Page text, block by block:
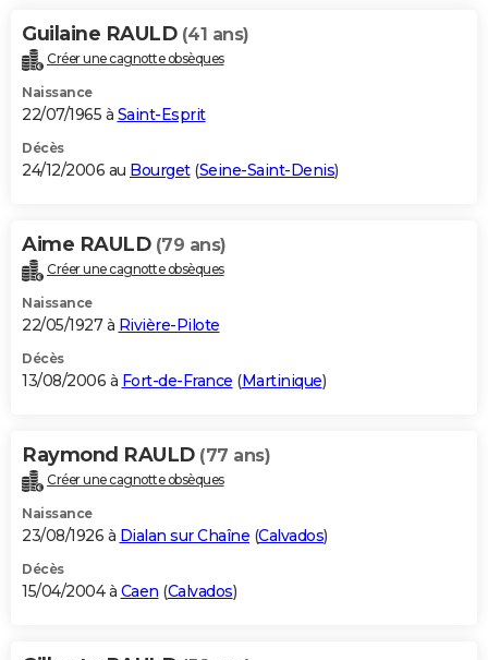
Guilaine RAULD (41 ans)
Créer une cagnotte obsèques
Naissance
22/07/1965 à Saint-Esprit
Décès
24/12/2006 au Bourget(Seine-Saint-Denis)
Aime RAULD (79 ans)
Créer une cagnotte obsèques
Naissance
22/05/1927 à Rivière-Pilote
Décès
13/08/2006 à Fort-de-France (Martinique)
Raymond RAULD (77 ans)
Créer une cagnotte obsèques
Naissance
23/08/1926 à Dialan sur Chaîne (Calvados)
Décès
15/04/2004 à Caen (Calvados)